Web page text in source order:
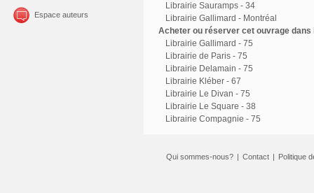
Espace auteurs
Librairie Sauramps - 34
Librairie Gallimard - Montréal
Acheter ou réserver cet ouvrage
Librairie Gallimard - 75
Librairie de Paris - 75
Librairie Delamain - 75
Librairie Kléber - 67
Librairie Le Divan - 75
Librairie Le Square - 38
Librairie Compagnie - 75
Qui sommes-nous? | Contact | Politique